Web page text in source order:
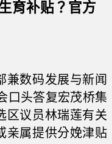
育补贴？官方
兼数码发展与新闻
口头答复宏茂桥集
区议员林瑞莲有关
亲属提供分娩津贴